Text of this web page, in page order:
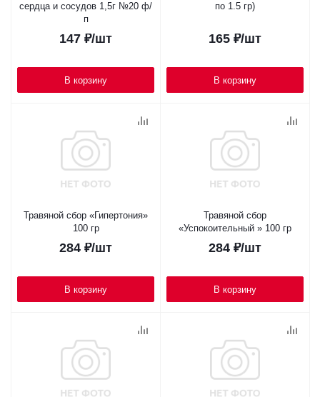
сердца и сосудов 1,5г №20 ф/
п
147 ₽/шт
В корзину
по 1.5 гр)
165 ₽/шт
В корзину
Травяной сбор «Гипертония»
100 гр
284 ₽/шт
В корзину
Травяной сбор
«Успокоительный » 100 гр
284 ₽/шт
В корзину